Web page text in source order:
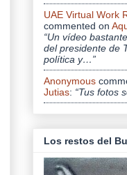
UAE Virtual Work
commented on
“Un vídeo
del presidente de
política y…”
Anonymous
Jutias: “Tus fotos
Los restos del